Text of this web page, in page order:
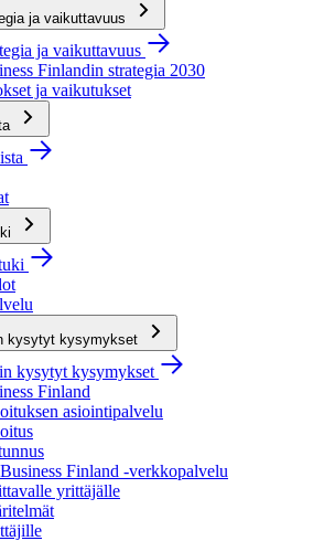
ja vaikuttavuus
ja vaikuttavuus
Finlandin strategia 2030
ja vaikutukset
kysytyt kysymykset
kysytyt kysymykset
Finland
asiointipalvelu
Finland -verkkopalvelu
yrittäjälle